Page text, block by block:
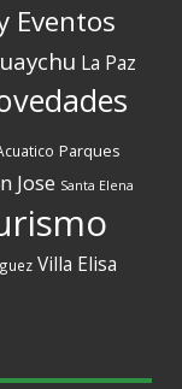
Eventos
La Paz
Parques
Jose Santa Elena
Villa Elisa